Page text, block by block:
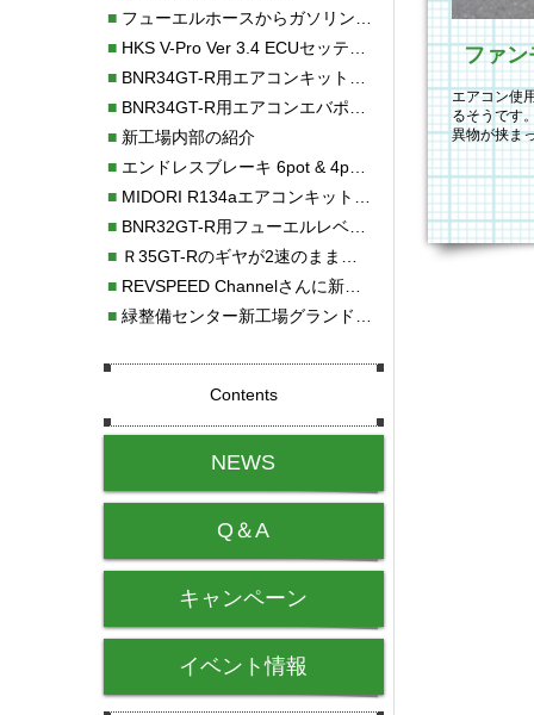
ファン
エアコン使
るそうです
異物が挟ま
みました
■フューエルホースからガソリン漏れ
■HKS V-Pro Ver 3.4 ECUセッティング
■BNR34GT-R用エアコンキット新発売！！
■BNR34GT-R用エアコンエバポレーターを新発売！！
■新工場内部の紹介
■エンドレスブレーキ 6pot & 4potオーバーホール
■MIDORI R134aエアコンキットタイプⅡ取り付け
■BNR32GT-R用フューエルレベルセンサー新発売！！
■Ｒ35GT-Rのギヤが2速のまま変速しない！！
■REVSPEED Channelさんに新社屋を紹介していただきました!!
■緑整備センター新工場グランドオープン・続報
Contents
NEWS
Q＆A
キャンペーン
イベント情報